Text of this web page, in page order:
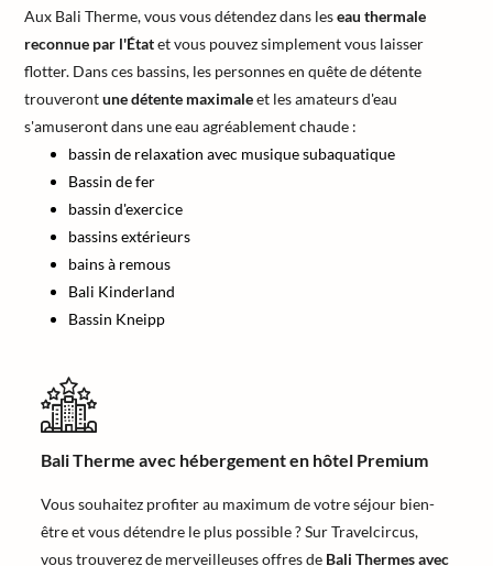
Aux Bali Therme, vous vous détendez dans leseau thermale
reconnue par l'Étatet vous pouvez simplement vous laisser
flotter. Dans ces bassins, les personnes en quête de détente
trouverontune détente maximaleet les amateurs d'eau
s'amuseront dans une eau agréablement chaude :
bassin de relaxation avec musique subaquatique
Bassin de fer
bassin d'exercice
bassins extérieurs
bains à remous
Bali Kinderland
Bassin Kneipp
Bali Therme avec hébergement en hôtel Premium
Vous souhaitez profiter au maximum de votre séjour bien-
être et vous détendre le plus possible ? Sur Travelcircus,
vous trouverez de merveilleuses offres de Bali Thermes avec